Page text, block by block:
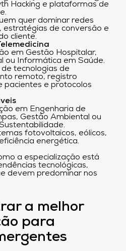
Hacking e plataformas de
quer dominar redes
estratégias de conversão e
cliente.
em Gestão Hospitalar,
ou Informática em Saúde.
tecnologias de
remoto, registro
pacientes e protocolos
em Engenharia de
Gestão Ambiental ou
fotovoltaicos, eólicos,
energética.
a especialização está
tecnológicas,
devem predominar nos
a melhor
para